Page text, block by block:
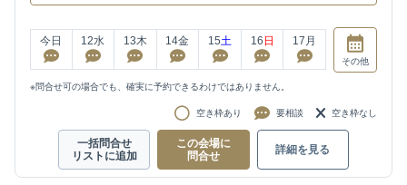
今日 12水 13木 14金 15土 16 日 17 月
その他
※問合せ可の場合でも、確実に予約できるわけではありません。
空き枠あり 要相談 空き枠なし
一括問合せ
リストに追加
この会場に
問合せ
詳細を見る